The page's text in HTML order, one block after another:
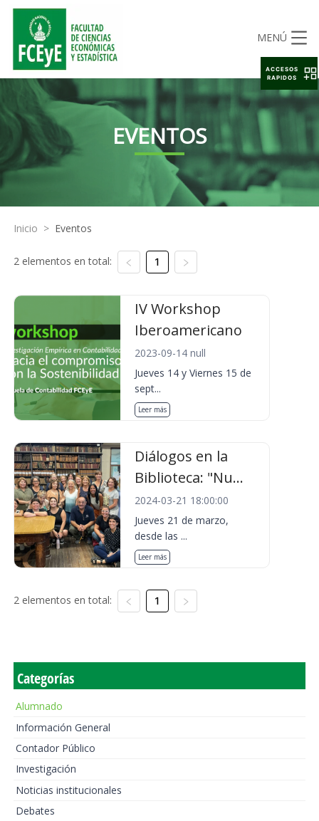
MENÚ
EVENTOS
Inicio > Eventos
2 elementos en total: 1
IV Workshop
Iberoamericano
2023-09-14 null
Jueves 14 y Viernes 15 de
sept...
Leer más
Diálogos en la
Biblioteca: "Nu...
2024-03-21 18:00:00
Jueves 21 de marzo,
desde las ...
Leer más
2 elementos en total: 1
Categorías
Alumnado
Información General
Contador Público
Investigación
Noticias institucionales
Debates
ACCESOS
RAPIDOS